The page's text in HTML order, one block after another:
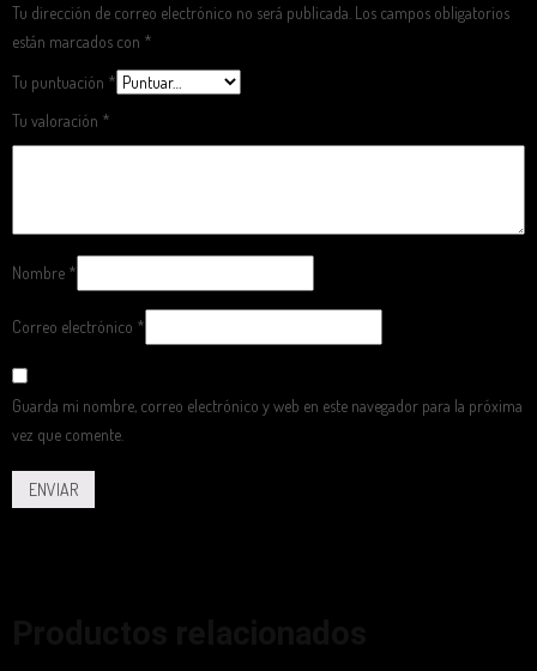
Tu dirección de correo electrónico no será publicada. Los campos obligatorios
están marcados con *
Tu puntuación *
Tu valoración *
Nombre *
Correo electrónico *
Guarda mi nombre, correo electrónico y web en este navegador para la próxima
vez que comente.